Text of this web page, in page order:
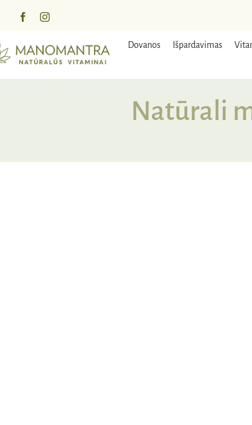
turinį
Dovanos Išpardavimas
Natūrali